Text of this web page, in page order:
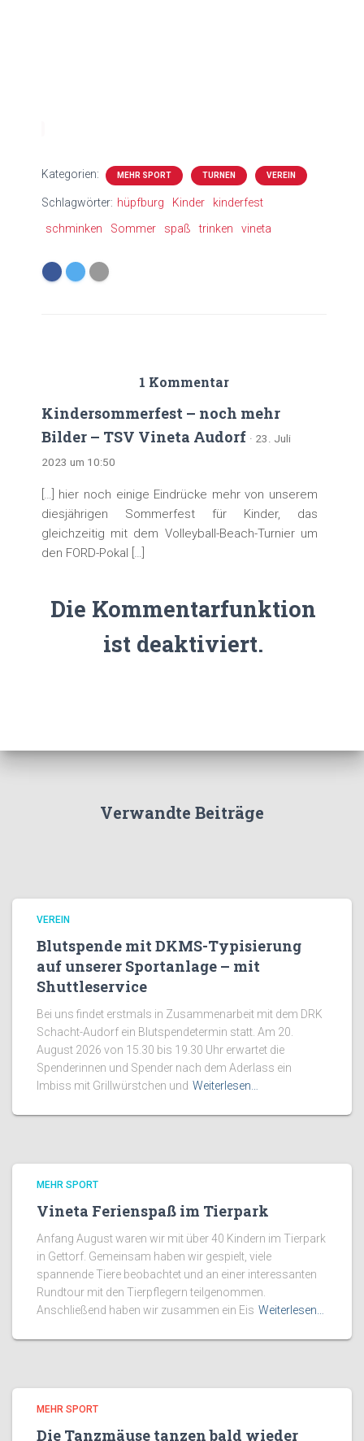
Kategorien: MEHR SPORT TURNEN VEREIN
Schlagwörter: hüpfburg Kinder
kinderfest
schminken
Sommer spaß trinken vineta
1 Kommentar
Kindersommerfest – noch mehr
Bilder – TSV Vineta Audorf · 23. Juli
2023 um 10:50
[…] hier noch einige Eindrücke mehr von unserem
diesjährigen Sommerfest für Kinder, das
gleichzeitig mit dem Volleyball-Beach-Turnier um
den FORD-Pokal […]
Die Kommentarfunktion
ist deaktiviert.
Verwandte Beiträge
VEREIN
Blutspende mit DKMS-Typisierung
auf unserer Sportanlage – mit
Shuttleservice
Bei uns findet erstmals in Zusammenarbeit mit dem DRK
Schacht-Audorf ein Blutspendetermin statt. Am 20.
August 2026 von 15.30 bis 19.30 Uhr erwartet die
Spenderinnen und Spender nach dem Aderlass ein
Imbiss mit Grillwürstchen und Weiterlesen…
MEHR SPORT
Vineta Ferienspaß im Tierpark
Anfang August waren wir mit über 40 Kindern im Tierpark
in Gettorf. Gemeinsam haben wir gespielt, viele
spannende Tiere beobachtet und an einer interessanten
Rundtour mit den Tierpflegern teilgenommen.
Anschließend haben wir zusammen ein Eis Weiterlesen…
MEHR SPORT
Die Tanzmäuse tanzen bald wieder